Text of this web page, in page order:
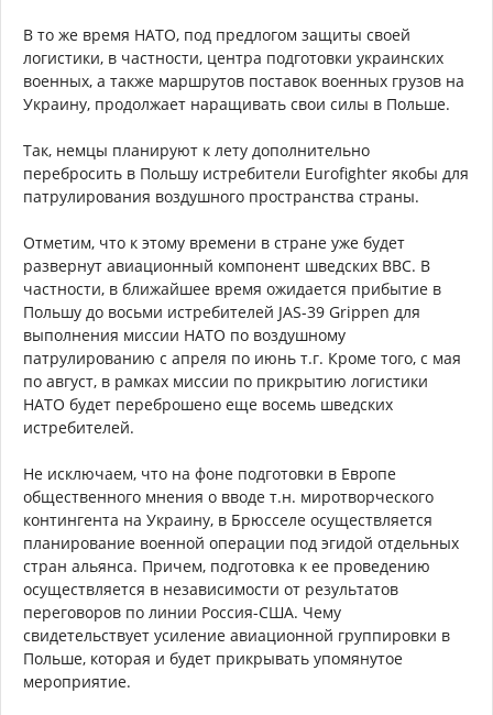
В то же время НАТО, под предлогом защиты своей
логистики, в частности, центра подготовки украинских
военных, а также маршрутов поставок военных грузов на
Украину, продолжает наращивать свои силы в Польше.
Так, немцы планируют к лету дополнительно
перебросить в Польшу истребители Eurofighter якобы для
патрулирования воздушного пространства страны.
Отметим, что к этому времени в стране уже будет
развернут авиационный компонент шведских ВВС. В
частности, в ближайшее время ожидается прибытие в
Польшу до восьми истребителей JAS-39 Grippen для
выполнения миссии НАТО по воздушному
патрулированию с апреля по июнь т.г. Кроме того, с мая
по август, в рамках миссии по прикрытию логистики
НАТО будет переброшено еще восемь шведских
истребителей.
Не исключаем, что на фоне подготовки в Европе
общественного мнения о вводе т.н. миротворческого
контингента на Украину, в Брюсселе осуществляется
планирование военной операции под эгидой отдельных
стран альянса. Причем, подготовка к ее проведению
осуществляется в независимости от результатов
переговоров по линии Россия-США. Чему
свидетельствует усиление авиационной группировки в
Польше, которая и будет прикрывать упомянутое
мероприятие.